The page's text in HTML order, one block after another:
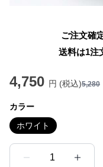
ご注文確
送料は1注
4,750 円 (税込)5,280
カラー
ホワイト
1